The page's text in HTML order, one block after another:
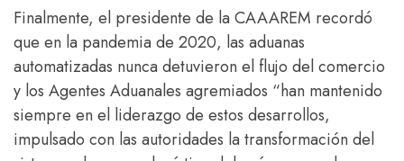
Finalmente, el presidente de la CAAAREM recordó
que en la pandemia de 2020, las aduanas
automatizadas nunca detuvieron el flujo del comercio
y los Agentes Aduanales agremiados “han mantenido
siempre en el liderazgo de estos desarrollos,
impulsado con las autoridades la transformación del